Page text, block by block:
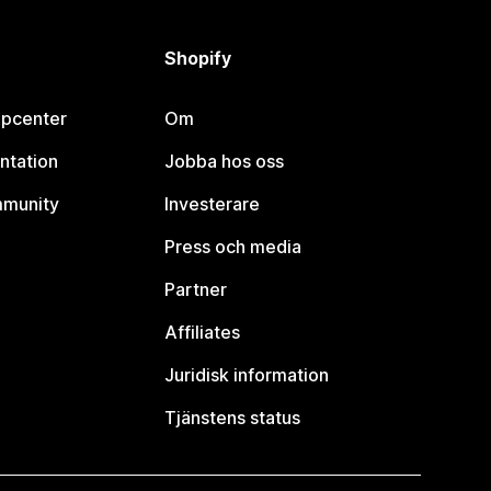
Shopify
Om
Jobba hos oss
Investerare
Press och media
Partner
Affiliates
Juridisk information
Tjänstens status